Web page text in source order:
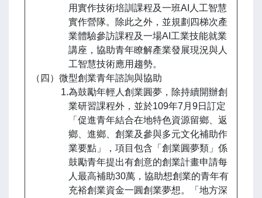
用實作技術培訓課程及一班AI人工智慧
實作營隊。除此之外，並規劃四梯次產
業體驗參訪課程及一場AI工業技能就業
講座，協助青年瞭解產業發展現況與人
工智慧技術應用趨勢。
（四）微型創業青年諮詢與協助
1.為鼓勵年輕人創業圓夢，除持續開辦創
業研習課程外，並於109年7月9日訂定
「促進青年結合在地特色資源留鄉、返
鄉、進鄉、創業及參與多元文化補助作
業要點」，項目包含「創業圓夢類」係
鼓勵青年提出有創意的創業計畫申請每
人最高補助30萬，協助想創業的青年有
充裕創業資金一圓創業夢想。「地方深